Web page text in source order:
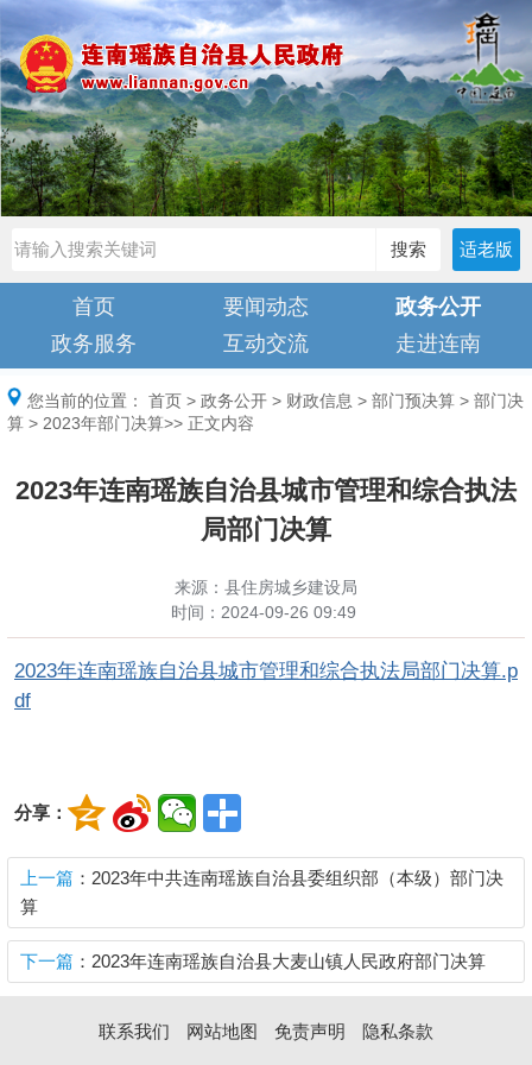
搜索 适老版
首页 要闻动态
政务公开
政务服务
互动交流 走进连南
您当前的位置： 首页 > 政务公开 > 财政信息 > 部门预决算 > 部门决
算 > 2023年部门决算>> 正文内容
2023年连南瑶族自治县城市管理和综合执法
局部门决算
来源：县住房城乡建设局
时间： 2024-09-26 09:49
2023年连南瑶族自治县城市管理和综合执法局部门决算.p
df
分享：
上一篇 ：2023年中共连南瑶族自治县委组织部（本级）部门决
算
下一篇 ：2023年连南瑶族自治县大麦山镇人民政府部门决算
联系我们 网站地图 免责声明 隐私条款